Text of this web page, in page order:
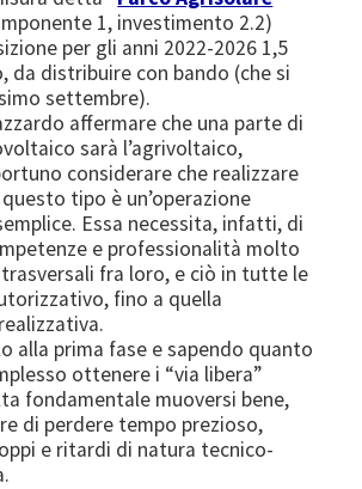
1, investimento 2.2)
per gli anni 2022-2026 1,5
da distribuire con bando (che si
settembre).
affermare che una parte di
sarà l’agrivoltaico,
considerare che realizzare
tipo è un’operazione
Essa necessita, infatti, di
e professionalità molto
fra loro, e ciò in tutte le
fino a quella
alla prima fase e sapendo quanto
ottenere i “via libera”
fondamentale muoversi bene,
di perdere tempo prezioso,
e ritardi di natura tecnico-